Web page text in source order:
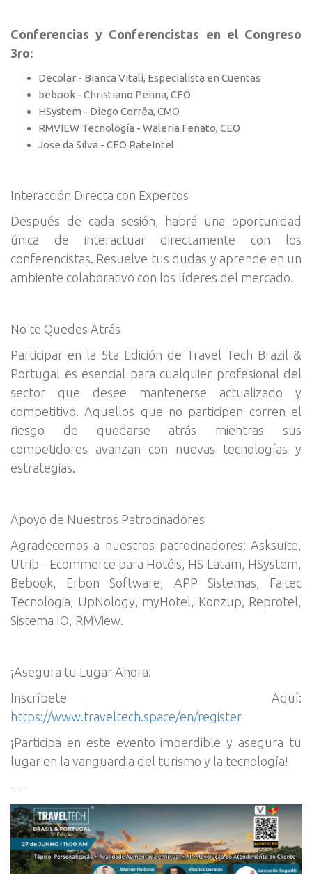
Conferencias y Conferencistas en el Congreso
3ro:
Decolar - Bianca Vitali, Especialista en Cuentas
bebook - Christiano Penna, CEO
HSystem - Diego Corrêa, CMO
RMVIEW Tecnología - Waleria Fenato, CEO
Jose da Silva - CEO RateIntel
Interacción Directa con Expertos
Después de cada sesión, habrá una oportunidad
única de interactuar directamente con los
conferencistas. Resuelve tus dudas y aprende en un
ambiente colaborativo con los líderes del mercado.
No te Quedes Atrás
Participar en la 5ta Edición de Travel Tech Brazil &
Portugal es esencial para cualquier profesional del
sector que desee mantenerse actualizado y
competitivo. Aquellos que no participen corren el
riesgo de quedarse atrás mientras sus
competidores avanzan con nuevas tecnologías y
estrategias.
Apoyo de Nuestros Patrocinadores
Agradecemos a nuestros patrocinadores: Asksuite,
Utrip - Ecommerce para Hotéis, HS Latam, HSystem,
Bebook, Erbon Software, APP Sistemas, Faitec
Tecnologia, UpNology, myHotel, Konzup, Reprotel,
Sistema IO, RMView.
¡Asegura tu Lugar Ahora!
Inscríbete Aquí:
https://www.traveltech.space/en/register
¡Participa en este evento imperdible y asegura tu
lugar en la vanguardia del turismo y la tecnología!
----